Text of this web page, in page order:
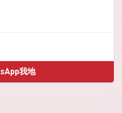
我地